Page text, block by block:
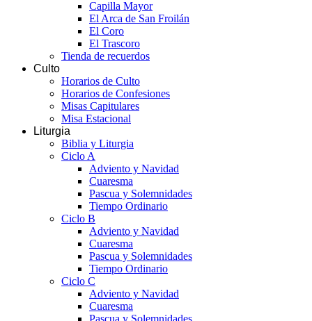
Capilla Mayor
El Arca de San Froilán
El Coro
El Trascoro
Tienda de recuerdos
Culto
Horarios de Culto
Horarios de Confesiones
Misas Capitulares
Misa Estacional
Liturgia
Biblia y Liturgia
Ciclo A
Adviento y Navidad
Cuaresma
Pascua y Solemnidades
Tiempo Ordinario
Ciclo B
Adviento y Navidad
Cuaresma
Pascua y Solemnidades
Tiempo Ordinario
Ciclo C
Adviento y Navidad
Cuaresma